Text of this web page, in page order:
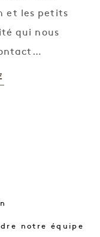
et les petits
qui nous
notre équipe